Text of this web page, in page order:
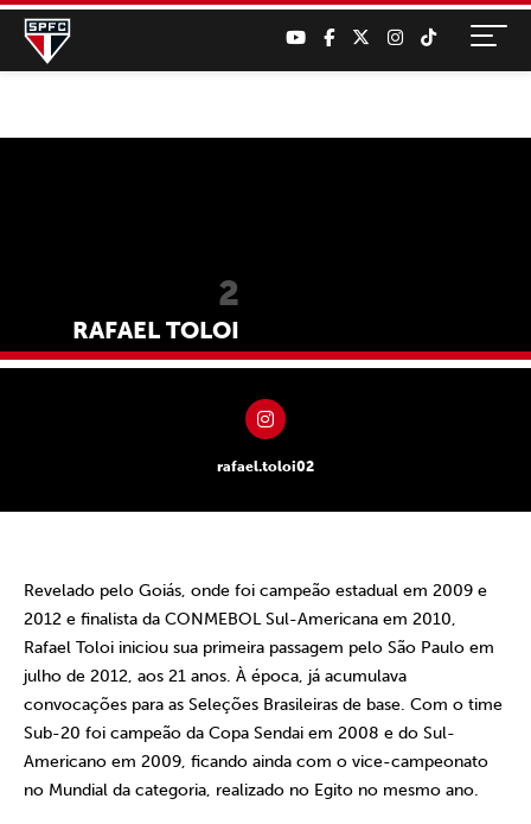
2
RAFAEL TOLOI
rafael.toloi02
Revelado pelo Goiás, onde foi campeão estadual em 2009 e
2012 e finalista da CONMEBOL Sul-Americana em 2010,
Rafael Toloi iniciou sua primeira passagem pelo São Paulo em
julho de 2012, aos 21 anos. À época, já acumulava
convocações para as Seleções Brasileiras de base. Com o time
Sub-20 foi campeão da Copa Sendai em 2008 e do Sul-
Americano em 2009, ficando ainda com o vice-campeonato
no Mundial da categoria, realizado no Egito no mesmo ano.